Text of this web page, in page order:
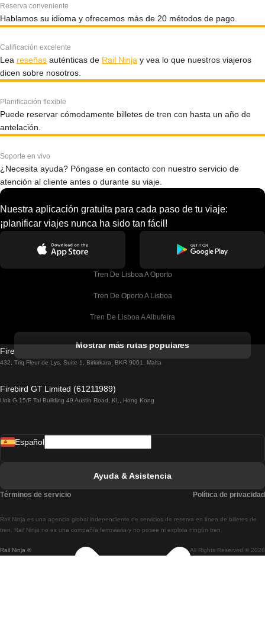
Reserva conveniente
Hablamos su idioma y ofrecemos más de 20 métodos de pago.
Calificación excelente
Lea reseñas auténticas de Rail Ninja y vea lo que nuestros viajeros
dicen sobre nosotros.
Planificación flexible
Puede reservar cómodamente billetes de tren con hasta un año de
antelación.
Soporte en vivo
¿Necesita ayuda? Póngase en contacto con nuestro servicio de
atención al cliente antes o durante su viaje.
Nuestra aplicación gratuita para cada paso de tu viaje:
¡planificar viajes nunca ha sido tan fácil!
Tren De Lisboa A Oporto
Tren De Oporto A Lisboa
Tren De Lisboa A Albufeira
Tren De Lisboa A Lagos
Tren De Lisboa A Madrid
Tren De Lisboa A Braga
Tren De Braga A Lisboa
Mostrar más rutas populares
Firebird GT Limited (OC 1451)
432, Triq Fleur de Lys, Suite 1, Birkirkara, BKR 9061, Malta
Firebird GT Limited (61211989)
Unit G 15/F Tal Building 49 Austin Road, KL, Hong Kong
Rail Ninja ® All Rights Reserved © 2026
Rail.Ninja es una agencia global independiente de servicios de reserva en línea de billetes de
tren. Rail Ninja no es una compañía ferroviaria y no posee ni explota ningún tren.
Español
Ayuda & Asistencia
Términos de servicio Política de privacidad